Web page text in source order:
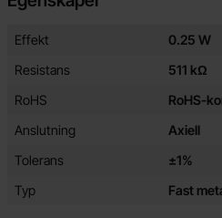
Egenskaper/attribut för denna produkt
Attribut
Effekt
0.25 W
Resistans
511 kΩ
RoHS
RoHS-
Anslutning
Axiell
Tolerans
±1%
Typ
Fast